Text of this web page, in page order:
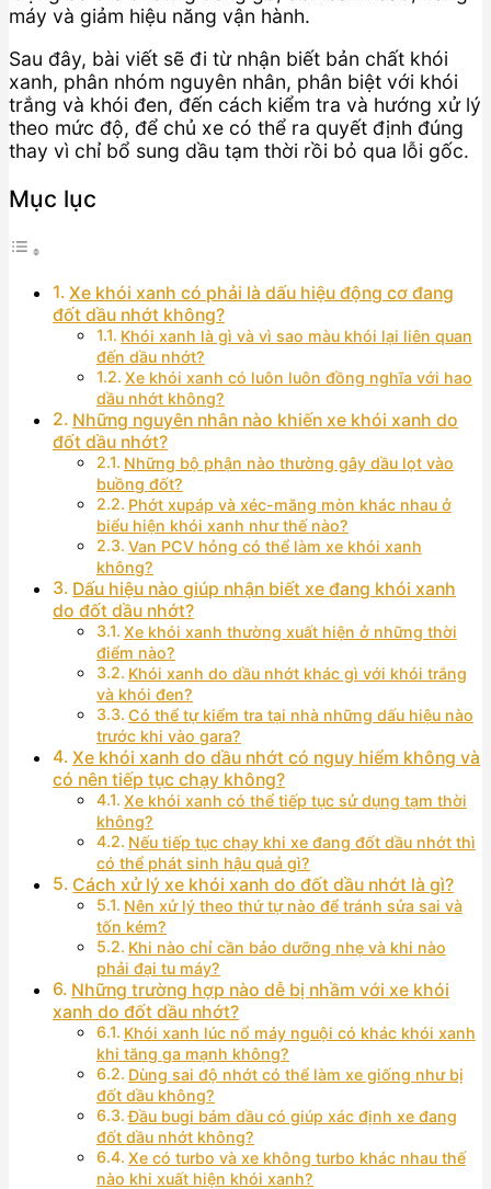
máy và giảm hiệu năng vận hành.
Sau đây, bài viết sẽ đi từ nhận biết bản chất khói
xanh, phân nhóm nguyên nhân, phân biệt với khói
trắng và khói đen, đến cách kiểm tra và hướng xử lý
theo mức độ, để chủ xe có thể ra quyết định đúng
thay vì chỉ bổ sung dầu tạm thời rồi bỏ qua lỗi gốc.
Mục lục
Xe khói xanh có phải là dấu hiệu động cơ đang
đốt dầu nhớt không?
Khói xanh là gì và vì sao màu khói lại liên quan
đến dầu nhớt?
Xe khói xanh có luôn luôn đồng nghĩa với hao
dầu nhớt không?
Những nguyên nhân nào khiến xe khói xanh do
đốt dầu nhớt?
Những bộ phận nào thường gây dầu lọt vào
buồng đốt?
Phớt xupáp và xéc-măng mòn khác nhau ở
biểu hiện khói xanh như thế nào?
Van PCV hỏng có thể làm xe khói xanh
không?
Dấu hiệu nào giúp nhận biết xe đang khói xanh
do đốt dầu nhớt?
Xe khói xanh thường xuất hiện ở những thời
điểm nào?
Khói xanh do dầu nhớt khác gì với khói trắng
và khói đen?
Có thể tự kiểm tra tại nhà những dấu hiệu nào
trước khi vào gara?
Xe khói xanh do dầu nhớt có nguy hiểm không và
có nên tiếp tục chạy không?
Xe khói xanh có thể tiếp tục sử dụng tạm thời
không?
Nếu tiếp tục chạy khi xe đang đốt dầu nhớt thì
có thể phát sinh hậu quả gì?
Cách xử lý xe khói xanh do đốt dầu nhớt là gì?
Nên xử lý theo thứ tự nào để tránh sửa sai và
tốn kém?
Khi nào chỉ cần bảo dưỡng nhẹ và khi nào
phải đại tu máy?
Những trường hợp nào dễ bị nhầm với xe khói
xanh do đốt dầu nhớt?
Khói xanh lúc nổ máy nguội có khác khói xanh
khi tăng ga mạnh không?
Dùng sai độ nhớt có thể làm xe giống như bị
đốt dầu không?
Đầu bugi bám dầu có giúp xác định xe đang
đốt dầu nhớt không?
Xe có turbo và xe không turbo khác nhau thế
nào khi xuất hiện khói xanh?